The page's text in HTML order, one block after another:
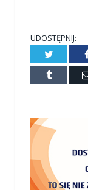
UDOSTĘPNIJ:
Twitter
Tumblr